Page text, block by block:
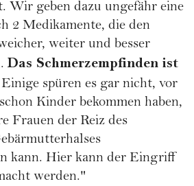
Wir geben dazu ungefähr eine
2 Medikamente, die den
weiter und besser
Das Schmerzempfinden ist
Einige spüren es gar nicht, vor
Kinder bekommen haben,
Frauen der Reiz des
kann. Hier kann der Eingriff
werden."